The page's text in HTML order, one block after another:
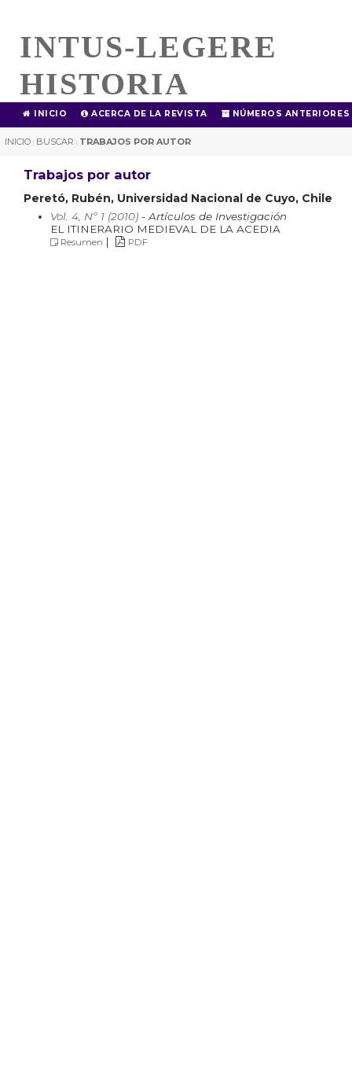
INTUS-LEGERE
HISTORIA
INICIO ACERCA DE LA REVISTA NÚMEROS ANTERIORES
INICIO | BUSCAR | TRABAJOS POR AUTOR
Trabajos por autor
Peretó, Rubén, Universidad Nacional de Cuyo, Chile
Vol. 4, Nº 1 (2010)- Artículos de Investigación
EL ITINERARIO MEDIEVAL DE LA ACEDIA
Resumen | PDF